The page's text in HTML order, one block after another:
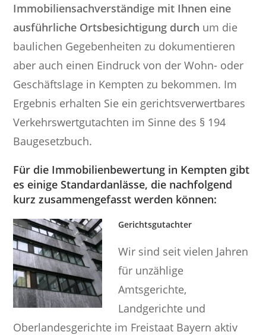
Immobiliensachverständige mit Ihnen eine
ausführliche Ortsbesichtigung durch um die
baulichen Gegebenheiten zu dokumentieren
aber auch einen Eindruck von der Wohn- oder
Geschäftslage in Kempten zu bekommen. Im
Ergebnis erhalten Sie ein gerichtsverwertbares
Verkehrswertgutachten im Sinne des § 194
Baugesetzbuch.
Für die Immobilienbewertung in Kempten gibt
es einige Standardanlässe, die nachfolgend
kurz zusammengefasst werden können:
Gerichtsgutachter
Wir sind seit vielen Jahren
für unzählige
Amtsgerichte,
Landgerichte und
Oberlandesgerichte im Freistaat Bayern aktiv